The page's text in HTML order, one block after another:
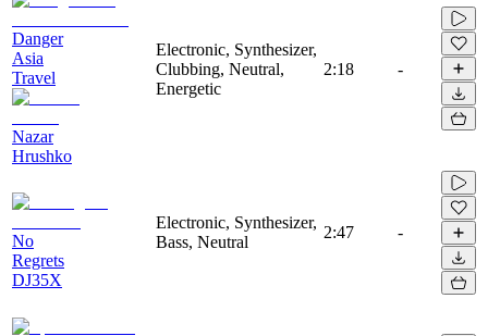
Danger
Asia
Travel
Nazar
Hrushko
Electronic, Synthesizer,
Clubbing, Neutral,
Energetic
2:18 -
No
Regrets
DJ35X
Electronic, Synthesizer,
Bass, Neutral
2:47 -